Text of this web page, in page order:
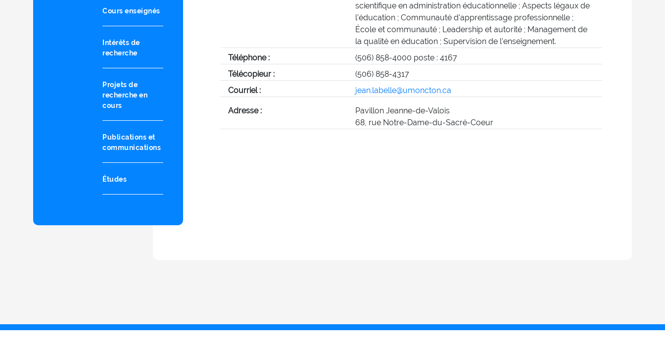
Cours enseignés
Intérêts de
recherche
Projets de
recherche en
cours
Publications et
communications
Études
scientifique en administration éducationnelle ; Aspects légaux de
l'éducation ; Communauté d'apprentissage professionnelle ;
École et communauté ; Leadership et autorité ; Management de
la qualité en éducation ; Supervision de l'enseignement.
Téléphone :
(506) 858-4000 poste : 4167
Télécopieur :
(506) 858-4317
Courriel :
jean.labelle@umoncton.ca
Adresse :
Pavillon Jeanne-de-Valois
68, rue Notre-Dame-du-Sacré-Coeur